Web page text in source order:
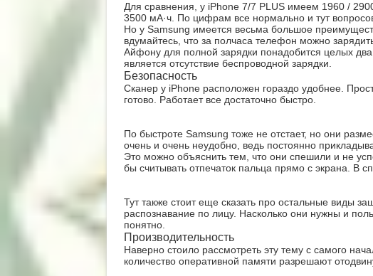
Для сравнения, у iPhone 7/7 PLUS имеем 1960 /
3500 мА·ч. По цифрам все нормально и тут
Но у Samsung имеется весьма большое
вдумайтесь, что за полчаса телефон можно
Айфону для полной зарядки понадобится целых
является отсутствие беспроводной зарядки.
Безопасность
Сканер у iPhone расположен гораздо удобнее.
готово. Работает все достаточно быстро.
По быстроте Samsung тоже не отстает, но они
очень и очень неудобно, ведь постоянно
Это можно объяснить тем, что они спешили и не
бы считывать отпечаток пальца прямо с экрана. В
Тут также стоит еще сказать про остальные виды
распознавание по лицу. Насколько они нужны и
понятно.
Производительность
Наверно стоило рассмотреть эту тему с самого
количество оперативной памяти разрешают